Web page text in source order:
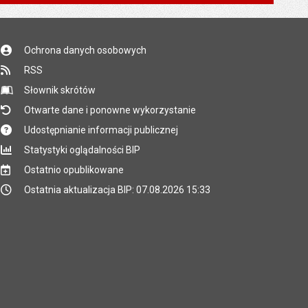
*
Ochrona danych osobowych
RSS
Słownik skrótów
Otwarte dane i ponowne wykorzystanie
Udostępnianie informacji publicznej
Statystyki oglądalności BIP
Ostatnio opublikowane
Ostatnia aktualizacja BIP: 07.08.2026 15:33